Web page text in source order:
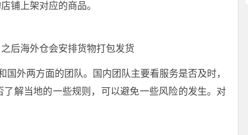
铺上架对应的商品。
后海外仓会安排货物打包发货
外两方面的团队。国内团队主要看服务是否及时，
解当地的一些规则，可以避免一些风险的发生。对